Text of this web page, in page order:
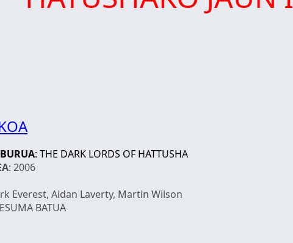
: THE DARK LORDS OF HATTUSHA
: 2006
Everest, Aidan Laverty, Martin Wilson
BATUA